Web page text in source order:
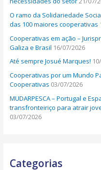
O ramo da Solidariedade
das 100 maiores cooperativas
Cooperativas em ação –
Galiza e Brasil 16/07/2026
Até sempre Josué Marques!
Cooperativas por um Mundo
Cooperativas 03/07/2026
MUDARPESCA – Portugal e
transfronteiriço para atrair
03/07/2026
Categorias